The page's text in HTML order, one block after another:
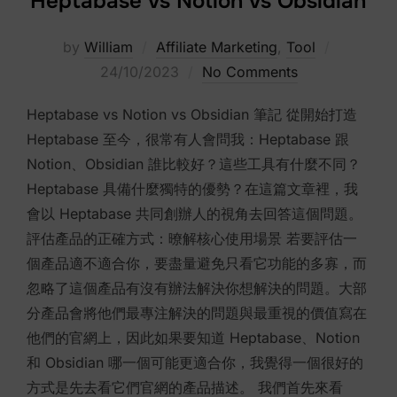
by William Affiliate Marketing Tool
24/10/2023 No Comments
Heptabase vs Notion vs Obsidian 筆記 從開始打造
Heptabase 至今，很常有人會問我：Heptabase 跟
Notion、Obsidian 誰比較好？這些工具有什麼不同？
Heptabase 具備什麼獨特的優勢？在這篇文章裡，我
會以 Heptabase 共同創辦人的視角去回答這個問題。
評估產品的正確方式：暸解核心使用場景 若要評估一
個產品適不適合你，要盡量避免只看它功能的多寡，而
忽略了這個產品有沒有辦法解決你想解決的問題。大部
分產品會將他們最專注解決的問題與最重視的價值寫在
他們的官網上，因此如果要知道 Heptabase、Notion
和 Obsidian 哪一個可能更適合你，我覺得一個很好的
方式是先去看它們官網的產品描述。 我們首先來看